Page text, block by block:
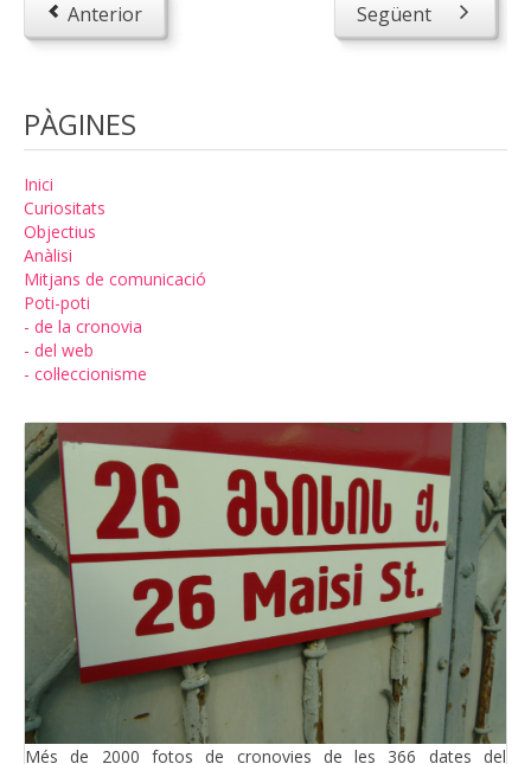
Anterior Següent
PÀGINES
Inici
Curiositats
Objectius
Anàlisi
Mitjans de comunicació
Poti-poti
- de la cronovia
- del web
- col·leccionisme
Més de 2000 fotos de cronovies de les 366 dates del